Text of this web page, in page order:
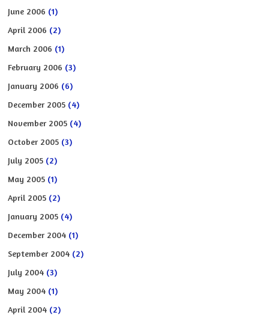
June 2006 (1)
April 2006 (2)
March 2006 (1)
February 2006 (3)
January 2006 (6)
December 2005 (4)
November 2005 (4)
October 2005 (3)
July 2005 (2)
May 2005 (1)
April 2005 (2)
January 2005 (4)
December 2004 (1)
September 2004 (2)
July 2004 (3)
May 2004 (1)
April 2004 (2)